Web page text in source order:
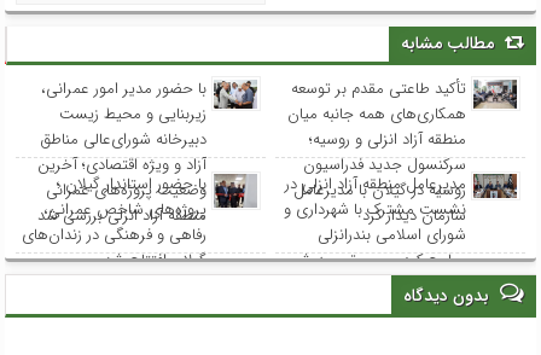
مطالب مشابه
تأکید طاعتی مقدم بر توسعه
همکاری‌های همه جانبه میان
منطقه آزاد انزلی و روسیه؛
سرکنسول جدید فدراسیون
روسیه در گیلان با مدیرعامل
سازمان دیدار کرد
با حضور مدیر امور عمرانی،
زیربنایی و محیط زیست
دبیرخانه شورای‌عالی مناطق
آزاد و ویژه اقتصادی؛ آخرین
وضعیت پروژه‌های عمرانی
منطقه آزاد انزلی بررسی شد
مدیرعامل منطقه آزاد انزلی در
نشست مشترک با شهرداری و
شورای اسلامی بندرانزلی
مطرح کرد: مسیر توسعه شهر
انزلی از هم‌افزایی و مشارکت
همه نهادها می‌گذرد
با حضور استاندار گیلان ؛
پروژه‌های شاخص عمرانی،
رفاهی و فرهنگی در زندان‌های
گیلان افتتاح شد
بدون دیدگاه